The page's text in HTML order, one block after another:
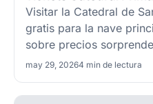
Visitar la Catedral de
gratis para la nave
sobre precios
may 29, 20264 min de lectura